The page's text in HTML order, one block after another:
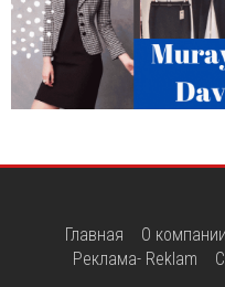
Главная О
Реклама- Reklam